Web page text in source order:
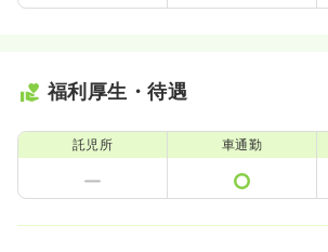
福利厚生・待遇
託児所 車通勤